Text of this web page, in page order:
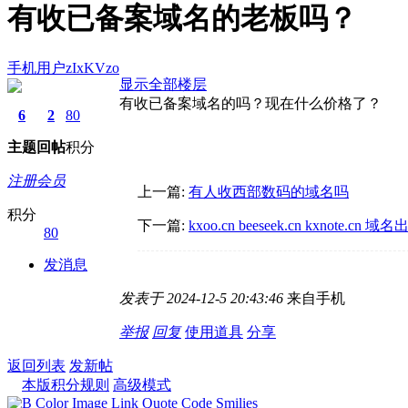
有收已备案域名的老板吗？
手机用户zIxKVzo
6
主题
2
回帖
80
积分
注册会员
积分
80
发消息
显示全部楼层
有收已备案域名的吗？现在什么价格了？
上一篇: 有人收西部数码的域名吗
下一篇: kxoo.cn beeseek.cn kxnote.cn 域名
发表于 2024-12-5 20:43:46 来自手机
举报 回复 使用道具 分享
返回列表 发新帖
本版积分规则 高级模式
B Color Image Link Quote Code Smilies